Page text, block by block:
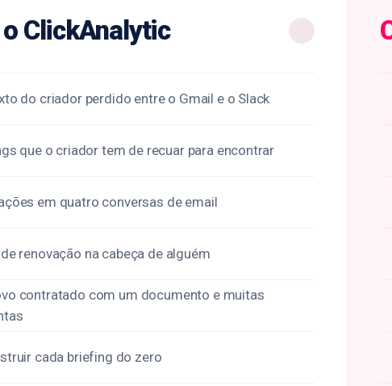
ClickAnalytic
do criador perdido entre o Gmail e o Slack
que o criador tem de recuar para encontrar
em quatro conversas de email
renovação na cabeça de alguém
contratado com um documento e muitas
cada briefing do zero